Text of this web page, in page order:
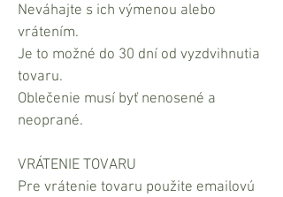
Neváhajte s ich výmenou alebo
vrátením.
Je to možné do 30 dní od vyzdvihnutia
tovaru.
Oblečenie musí byť nenosené a
neoprané.
VRÁTENIE TOVARU
Pre vrátenie tovaru použite emailovú